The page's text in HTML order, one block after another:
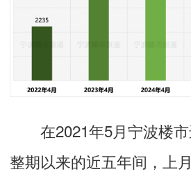
在2021年5月宁波楼市
整期以来的近五年间，上